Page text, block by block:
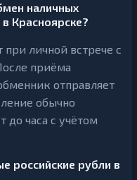
наличных
Красноярске?
личной встрече с
приёма
отправляет
обычно
до часа с учётом
российские рубли в